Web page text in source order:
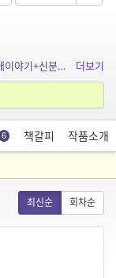
소개: 놀랍게도 로판입니다… 판타지+두 사람의 연애이야기+신분상승 요소가 있습니다. 파업할 섭남은 고용하지 않았습니다. 혁명 안합니다…
더보기
6 책갈피 작품소개
최신순 회차순